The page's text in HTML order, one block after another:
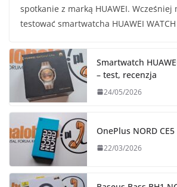
spotkanie z marką HUAWEI. Wcześniej
testować smartwatcha HUAWEI WATCH
Smartwatch
– test, recenzja
24/05/2026
OnePlus NORD
22/03/2026